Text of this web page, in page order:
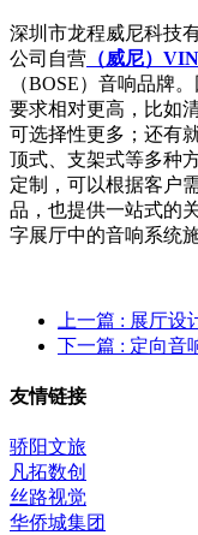
深圳市龙程威尼科技
公司自营 （威尼）
（BOSE）音响品牌
要求相对更高，比如
可选择性更多；还有
顶式、支架式等多种
定制，可以根据客户
品，也提供一站式的
字展厅中的音响系统
上一篇 : 展厅设
下一篇 : 定向音
友情链接
骄阳文旅
凡拓数创
丝路视觉
华侨城集团